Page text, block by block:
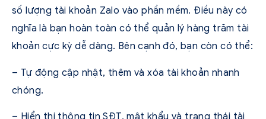
số lượng tài khoản Zalo vào phần mềm. Điều này có
nghĩa là bạn hoàn toàn có thể quản lý hàng trăm tài
khoản cực kỳ dễ dàng. Bên cạnh đó, bạn còn có thể:
– Tự động cập nhật, thêm và xóa tài khoản nhanh
chóng.
– Hiển thị thông tin SĐT, mật khẩu và trạng thái tài